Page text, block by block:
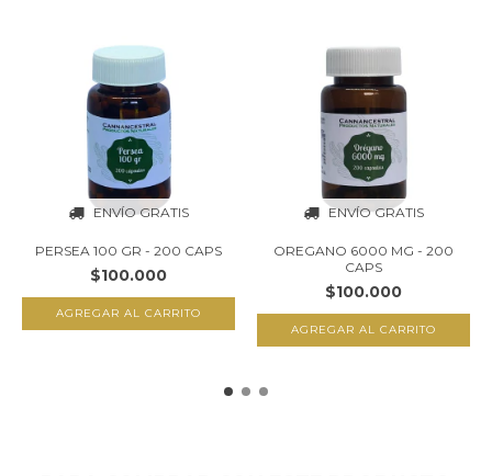
ENVÍO GRATIS
PERSEA 100 GR - 200 CAPS
$100.000
ENVÍO GRATIS
OREGANO 6000 MG - 200
CAPS
$100.000